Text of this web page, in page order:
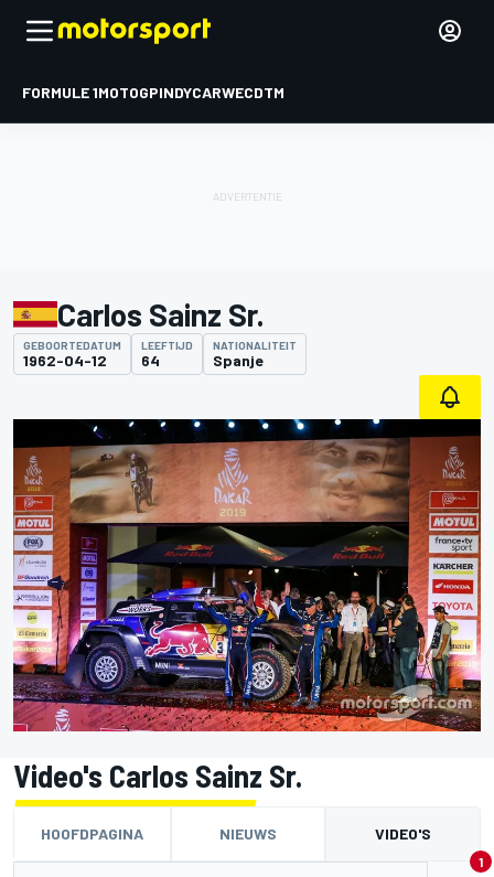
FORMULE 1MOTOGPINDYCARWECDTM
Carlos Sainz Sr.
GEBOORTEDATUM
1962-04-12
LEEFTIJD
64
NATIONALITEIT
Spanje
Video's Carlos Sainz Sr.
HOOFDPAGINA NIEUWS VIDEO'S
1